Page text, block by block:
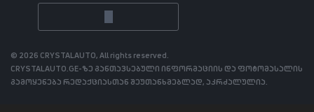
© 2026 CRYSTALAUTO, All rights reserved.
CRYSTALAUTO.GE-ზე განთავსებული ინფორმაციის და ფოტომასალის
გამოყენება რედაქციასთან შეუთანხმებლად, აკრძალულია.